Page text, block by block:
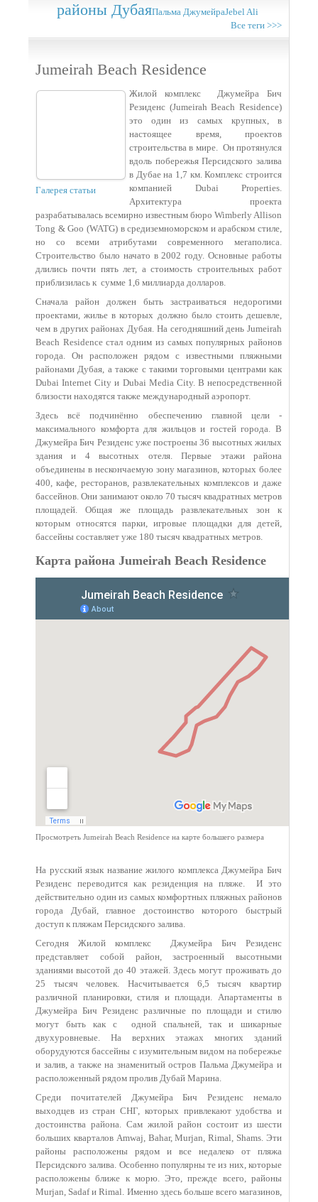
районы ДубаяПальма ДжумейраJebel Ali
Все теги >>>
Jumeirah Beach Residence
Галерея статьи
Жилой комплекс Джумейра Бич
Резиденс (Jumeirah Beach Residence)
это один из самых крупных, в
настоящее время, проектов
строительства в мире. Он протянулся
вдоль побережья Персидского залива
в Дубае на 1,7 км. Комплекс строится
компанией Dubai Properties.
Архитектура проекта
разрабатывалась всемирно известным бюро Wimberly Allison
Tong & Goo (WATG) в средиземноморском и арабском стиле,
но со всеми атрибутами современного мегаполиса.
Строительство было начато в 2002 году. Основные работы
длились почти пять лет, а стоимость строительных работ
приблизилась к сумме 1,6 миллиарда долларов.
Сначала район должен быть застраиваться недорогими
проектами, жилье в которых должно было стоить дешевле,
чем в других районах Дубая. На сегодняшний день Jumeirah
Beach Residence стал одним из самых популярных районов
города. Он расположен рядом с известными пляжными
районами Дубая, а также с такими торговыми центрами как
Dubai Internet City и Dubai Media City. В непосредственной
близости находятся также международный аэропорт.
Здесь всё подчинённо обеспечению главной цели -
максимального комфорта для жильцов и гостей города. В
Джумейра Бич Резиденс уже построены 36 высотных жилых
здания и 4 высотных отеля. Первые этажи района
объединены в нескончаемую зону магазинов, которых более
400, кафе, ресторанов, развлекательных комплексов и даже
бассейнов. Они занимают около 70 тысяч квадратных метров
площадей. Общая же площадь развлекательных зон к
которым относятся парки, игровые площадки для детей,
бассейны составляет уже 180 тысяч квадратных метров.
Карта района Jumeirah Beach Residence
Просмотреть Jumeirah Beach Residence на карте большего размера
На русский язык название жилого комплекса Джумейра Бич
Резиденс переводится как резиденция на пляже. И это
действительно один из самых комфортных пляжных районов
города Дубай, главное достоинство которого быстрый
доступ к пляжам Персидского залива.
Сегодня Жилой комплекс Джумейра Бич Резиденс
представляет собой район, застроенный высотными
зданиями высотой до 40 этажей. Здесь могут проживать до
25 тысяч человек. Насчитывается 6,5 тысяч квартир
различной планировки, стиля и площади. Апартаменты в
Джумейра Бич Резиденс различные по площади и стилю
могут быть как с одной спальней, так и шикарные
двухуровневые. На верхних этажах многих зданий
оборудуются бассейны с изумительным видом на побережье
и залив, а также на знаменитый остров Пальма Джумейра и
расположенный рядом пролив Дубай Марина.
Среди почитателей Джумейра Бич Резиденс немало
выходцев из стран СНГ, которых привлекают удобства и
достоинства района. Сам жилой район состоит из шести
больших кварталов Amwaj, Bahar, Murjan, Rimal, Shams. Эти
районы расположены рядом и все недалеко от пляжа
Персидского залива. Особенно популярны те из них, которые
расположены ближе к морю. Это, прежде всего, районы
Murjan, Sadaf и Rimal. Именно здесь больше всего магазинов,